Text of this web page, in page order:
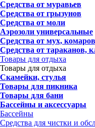
Средства от муравьев
Средства от грызунов
Средства от моли
Аэрозоли универсальные
Средства от мух,
Средства от тараканов,
Товары для отдыха
Товары для отдыха
Скамейки, стулья
Товары для пикника
Товары для бани
Бассейны и аксессуары
Бассейны
Средства для чистки и